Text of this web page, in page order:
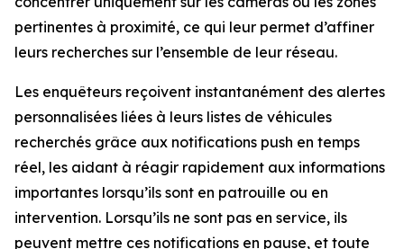
pertinentes à proximité, ce qui leur permet d’affiner
leurs recherches sur l’ensemble de leur réseau.
Les enquêteurs reçoivent instantanément des alertes
personnalisées liées à leurs listes de véhicules
recherchés grâce aux notifications push en temps
réel, les aidant à réagir rapidement aux informations
importantes lorsqu’ils sont en patrouille ou en
intervention. Lorsqu’ils ne sont pas en service, ils
peuvent mettre ces notifications en pause, et toute